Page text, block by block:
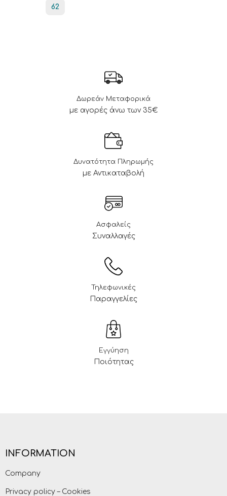
62
Δωρεάν Μεταφορικά
με αγορές άνω των 35€
Δυνατότητα Πληρωμής
με Αντικαταβολή
Ασφαλείς
Συναλλαγές
Τηλεφωνικές
Παραγγελίες
Εγγύηση
Ποιότητας
INFORMATION
Company
Privacy policy – Cookies